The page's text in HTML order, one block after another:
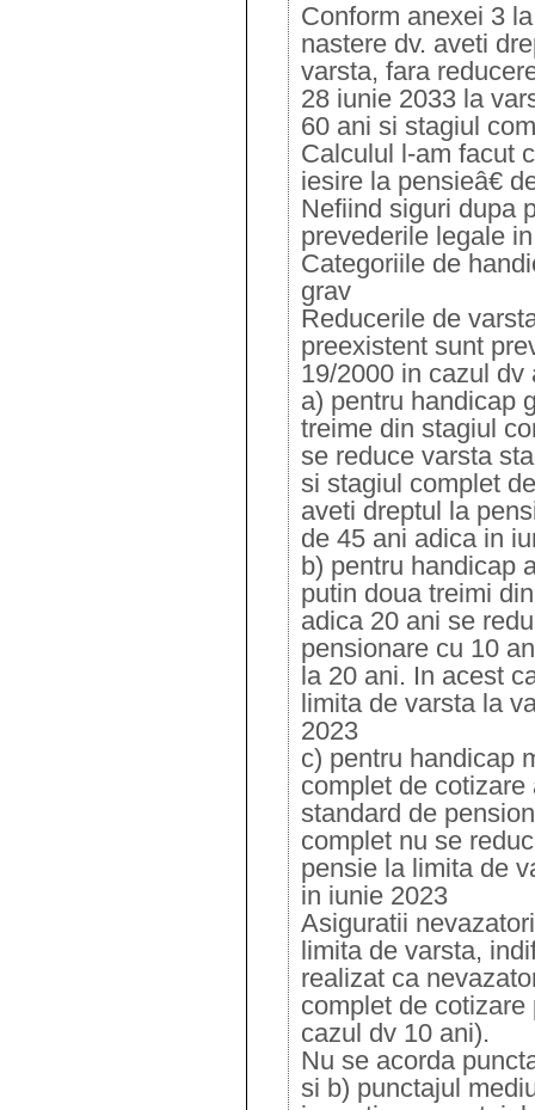
Conform anexei 3
nastere dv. aveti
varsta, fara
28 iunie 2033 la
60 ani si stagiul
Calculul l-am facut
iesire la pensieâ€
Nefiind siguri dupa
prevederile legale
Categoriile de
grav
Reducerile de
preexistent sunt
19/2000 in cazul dv
a) pentru handicap
treime din stagiul
se reduce varsta
si stagiul complet
aveti dreptul la
de 45 ani adica in
b) pentru handicap
putin doua treimi
adica 20 ani se
pensionare cu 10
la 20 ani. In acest
limita de varsta la
2023
c) pentru handicap
complet de
standard de
complet nu se
pensie la limita de
in iunie 2023
Asiguratii
limita de varsta,
realizat ca
complet de
cazul dv 10 ani).
Nu se acorda
si b) punctajul